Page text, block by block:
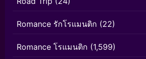
Romance รักโรแมนติก (22)
Romance โรแมนติก (1,599)